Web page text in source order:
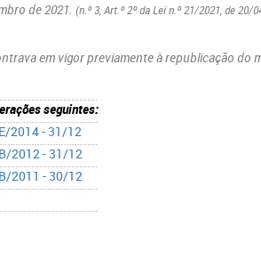
de 2021.(n.º 3, Art.º 2º da Lei n.º 21/2021, de 20/
em vigor previamente à republicação do
seguintes:
2014 - 31/12
2012 - 31/12
2011 - 30/12